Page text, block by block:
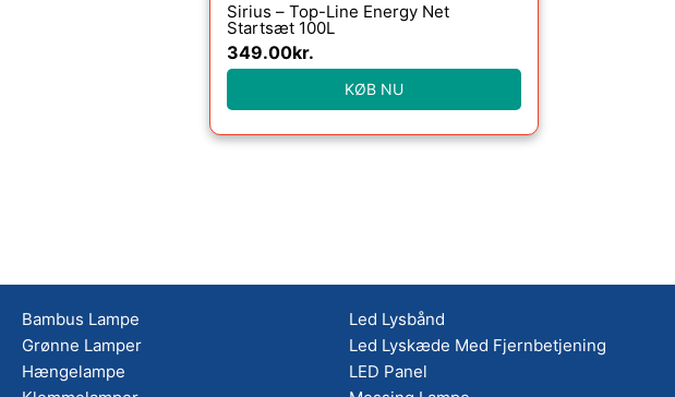
Sirius – Top-Line Energy Net
Startsæt 100L
349.00kr.
KØB NU
Bambus Lampe
Grønne Lamper
Hængelampe
Led Lysbånd
Led Lyskæde Med Fjernbetjening
LED Panel